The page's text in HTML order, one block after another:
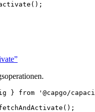
();
} from
'@capgo/
();